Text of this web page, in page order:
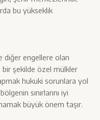
bu yükseklik
diğer engellere olan
şekilde özel mülkler
hukuki sorunlara yol
sınırlarını iyi
büyük önem taşır.